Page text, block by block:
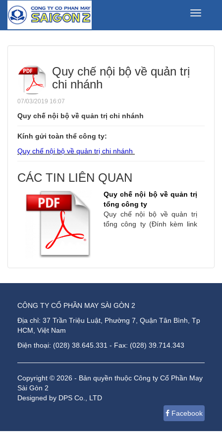
Toggle
Quy chế nội bộ về quản trị
chi nhánh
07/03/2019 16:07
Quy chế nội bộ về quản trị chi nhánh
Kính gửi toàn thể công ty:
Quy chế nội bộ về quản trị chi nhánh
CÁC TIN LIÊN QUAN
Quy chế nội bộ về quản trị
tổng công ty
Quy chế nội bộ về quản trị
tổng công ty (Đính kèm link
CÔNG TY CỔ PHẦN MAY SÀI GÒN 2
Địa chỉ: 37 Trần Triệu Luật, Phường 7, Quận Tân Bình, Tp
HCM, Việt Nam
Điện thoại: (028) 38.645.331 - Fax: (028) 39.714.343
Copyright © 2026 - Bản quyền thuộc Công ty Cổ Phần May
Sài Gòn 2
Designed by DPS Co., LTD
Facebook